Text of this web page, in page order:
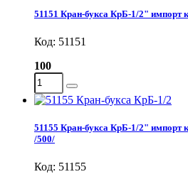
51151 Кран-букса КрБ-1/2" импорт
Код: 51151
100
51155 Кран-букса КрБ-1/2" импорт
/500/
Код: 51155